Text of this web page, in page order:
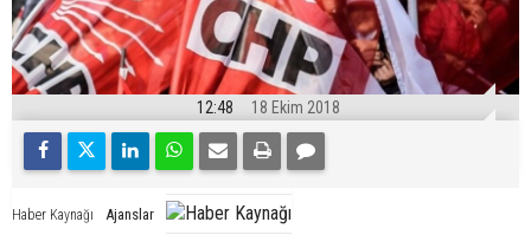
12:48 18 Ekim 2018
Haber Kaynağı Ajanslar